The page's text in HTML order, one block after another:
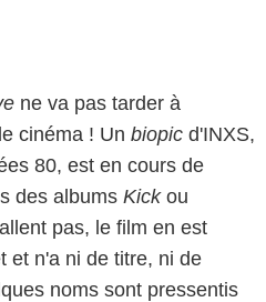
ne va pas tarder à
cinéma ! Un biopic d'INXS,
80, est en cours de
des albums Kickou
pas, le film en est
et n'a ni de titre, ni de
noms sont pressentis